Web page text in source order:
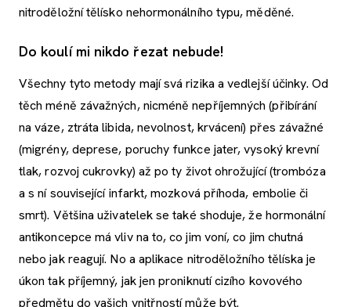
nitroděložní tělísko nehormonálního typu, měděné.
Do koulí mi nikdo řezat nebude!
Všechny tyto metody mají svá rizika a vedlejší účinky. Od
těch méně závažných, nicméně nepříjemných (přibírání
na váze, ztráta libida, nevolnost, krvácení) přes závažné
(migrény, deprese, poruchy funkce jater, vysoký krevní
tlak, rozvoj cukrovky) až po ty život ohrožující (trombóza
a s ní související infarkt, mozková příhoda, embolie či
smrt). Většina uživatelek se také shoduje, že hormonální
antikoncepce má vliv na to, co jim voní, co jim chutná
nebo jak reagují. No a aplikace nitroděložního tělíska je
úkon tak příjemný, jak jen proniknutí cizího kovového
předmětu do vašich vnitřností může být.